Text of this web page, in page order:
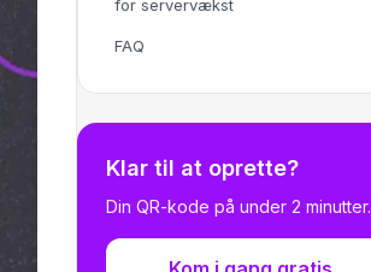
for servervækst
FAQ
Klar til at oprette?
Din QR-kode på under 2 minutter.